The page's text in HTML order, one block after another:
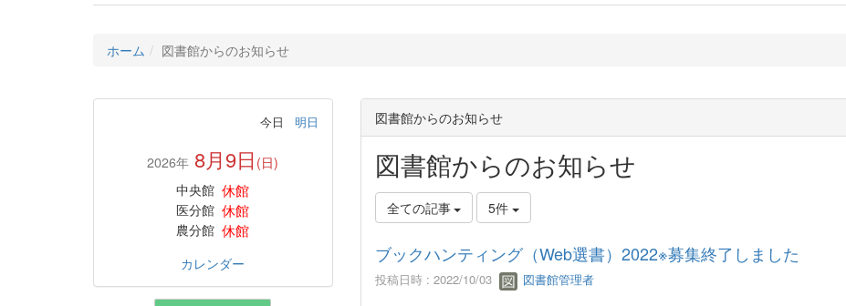
ホーム 図書館からのお知らせ
図書館からのお知らせ
図書館からのお知らせ
全ての記事 5件
ブックハンティング（Web選書）2022※募集終了しました
投稿日時 : 2022/10/03 図書館管理者
今日 明日
2026年 8月9日 (日)
中央館 休館
医分館 休館
農分館 休館
カレンダー